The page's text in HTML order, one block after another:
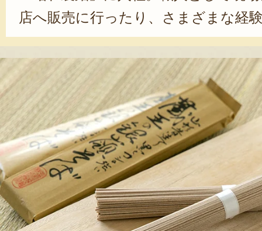
店へ販売に行ったり、さまざまな経
「寒中挽抜蕎麦」や「枯木庵」シリ
そば粉を使った乾麺の商品化にも力
形には、それぞれの地域ごとに独自
す。江戸時代から続く伝統や歴史を
形らしい新しい商品を作っていきた
んは力強く語ってくれた。